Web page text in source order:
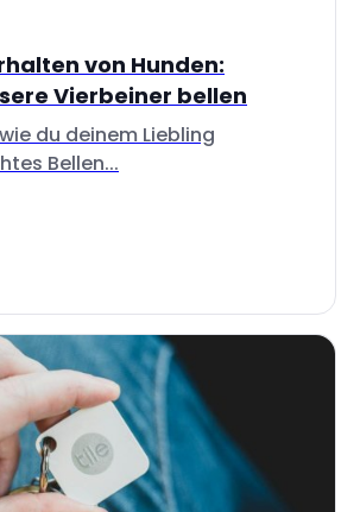
von Hunden:
Vierbeiner bellen
du deinem Liebling
Bellen...